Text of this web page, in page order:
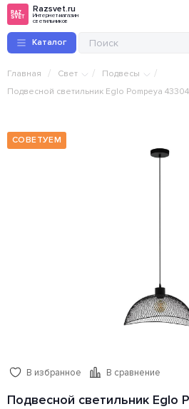
Razsvet.ru
Интернет-магазин
светильников
Каталог
Главная / Свет / Подвесы /
Подвесной светильник Eglo Pompeya 43304
СОВЕТУЕМ
В избранное В сравнение
Подвесной светильник Eglo